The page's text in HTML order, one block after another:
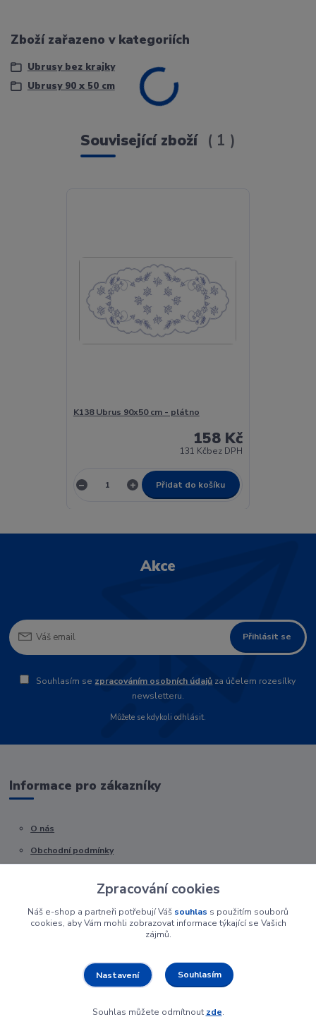
Zboží zařazeno v kategoriích
Ubrusy bez krajky
Ubrusy 90 x 50 cm
Související zboží 1
K138 Ubrus 90x50 cm - plátno
158 Kč
131 Kčbez DPH
Přidat do košíku
Akce
Přihlásit se
Souhlasím se zpracováním osobních údajů za účelem rozesílky
newsletteru.
Můžete se kdykoli odhlásit.
Informace pro zákazníky
O nás
Obchodní podmínky
Vytvořeno na Eshop-rychle.cz
Zpracování cookies
Náš e-shop a partneři potřebují Váš souhlas s použitím souborů
cookies, aby Vám mohli zobrazovat informace týkající se Vašich
zájmů.
Nastavení Souhlasím
Souhlas můžete odmítnout zde.